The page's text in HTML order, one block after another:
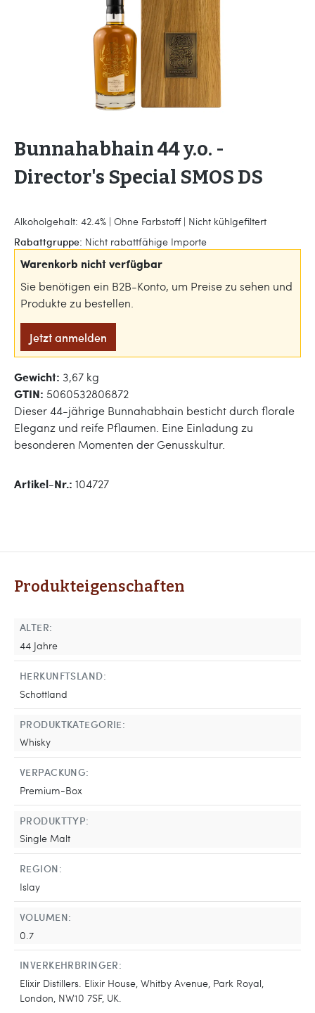
Bunnahabhain 44 y.o. -
Director's Special SMOS DS
Alkoholgehalt: 42.4% | Ohne Farbstoff | Nicht kühlgefiltert
Rabattgruppe: Nicht rabattfähige Importe
Warenkorb nicht verfügbar
Sie benötigen ein B2B-Konto, um Preise zu sehen und
Produkte zu bestellen.
Jetzt anmelden
Gewicht: 3,67 kg
GTIN: 5060532806872
Dieser 44-jährige Bunnahabhain besticht durch florale
Eleganz und reife Pflaumen. Eine Einladung zu
besonderen Momenten der Genusskultur.
Artikel-Nr.: 104727
Produkteigenschaften
ALTER:
44 Jahre
HERKUNFTSLAND:
Schottland
PRODUKTKATEGORIE:
Whisky
VERPACKUNG:
Premium-Box
PRODUKTTYP:
Single Malt
REGION:
Islay
VOLUMEN:
0.7
INVERKEHRBRINGER:
Elixir Distillers. Elixir House, Whitby Avenue, Park Royal,
London, NW10 7SF, UK.